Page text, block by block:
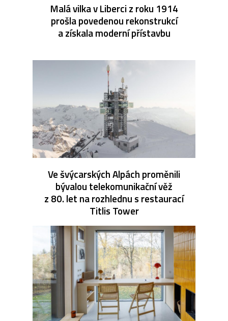
Malá vilka v Liberci z roku 1914
prošla povedenou rekonstrukcí
a získala moderní přístavbu
Ve švýcarských Alpách proměnili
bývalou telekomunikační věž
z 80. let na rozhlednu s restaurací
Titlis Tower